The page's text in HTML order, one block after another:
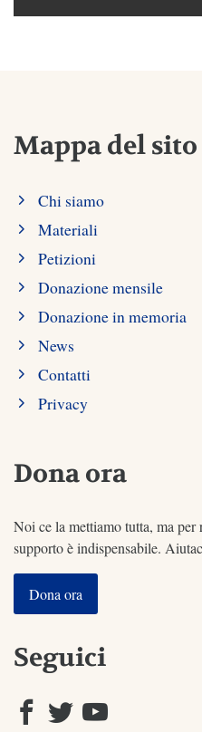
Mappa del sito
Chi siamo
Materiali
Petizioni
Donazione mensile
Donazione in memoria
News
Contatti
Privacy
Dona ora
Noi ce la mettiamo tutta, ma
supporto è indispensabile.
Dona ora
Seguici